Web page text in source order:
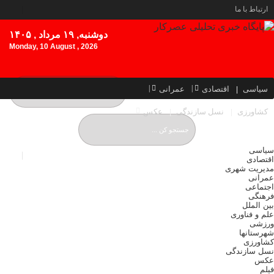
ارتباط با ما
دوشنبه, ۱۹ مرداد , ۱۴۰۵
Monday, 10 August , 2026
سیاسی اقتصادی عمرانی
کشاورزی نسل سازندگی عکس
سیاسی
اقتصادی
مدیریت شهری
عمرانی
اجتماعی
فرهنگی
بین الملل
علم و فناوری
ورزشی
شهرستانها
کشاورزی
نسل سازندگی
عکس
فیلم